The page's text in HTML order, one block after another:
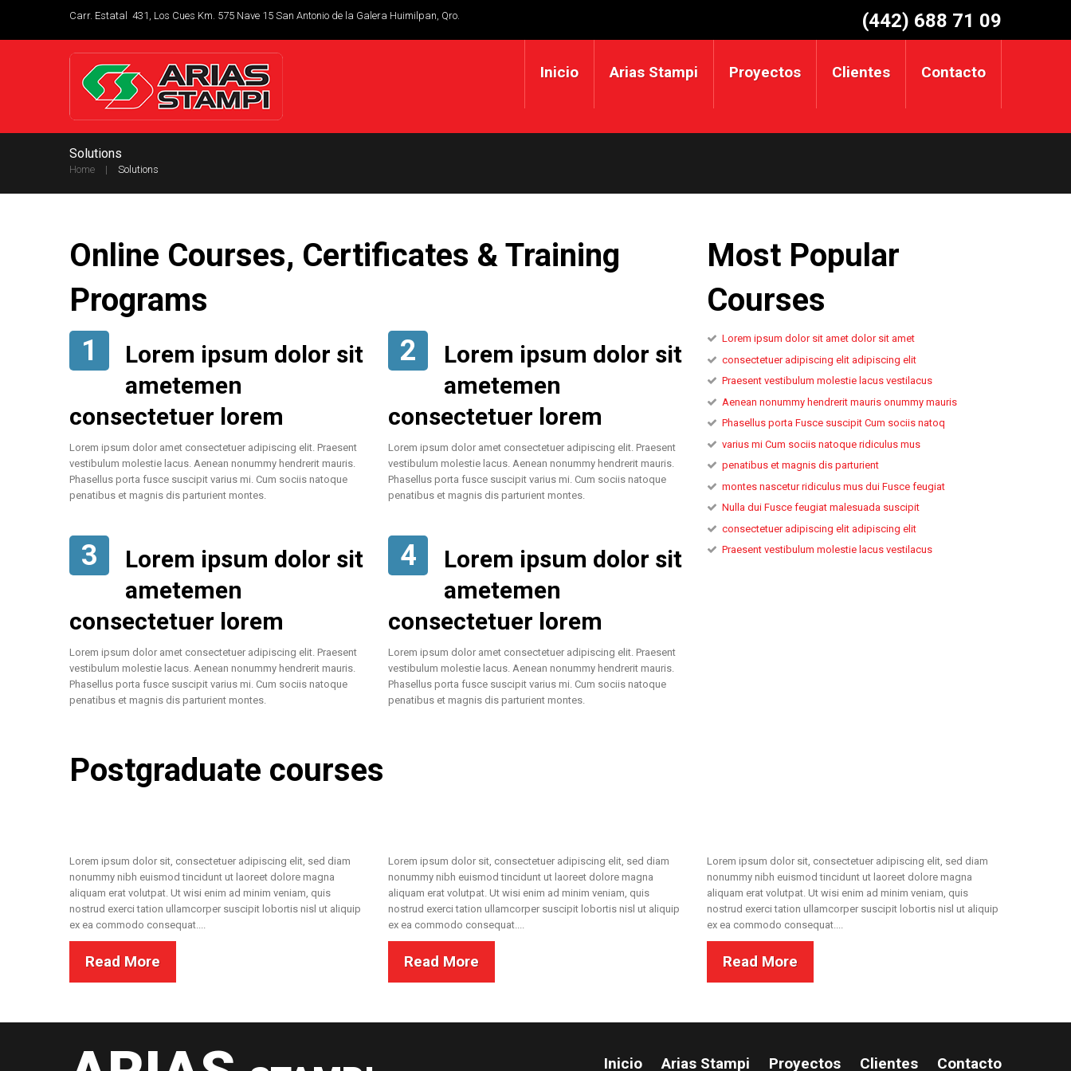
Carr. Estatal 431, Los Cues Km. 575 Nave 15 San Antonio de la Galera Huimilpan, Qro. (442) 688 71 09
Inicio Arias Stampi Proyectos Clientes Contacto
Solutions
Home Solutions
Online Courses, Certificates & Training
Programs
1
Lorem ipsum dolor sit
ametemen
consectetuer lorem
Lorem ipsum dolor amet consectetuer adipiscing elit. Praesent
vestibulum molestie lacus. Aenean nonummy hendrerit mauris.
Phasellus porta fusce suscipit varius mi. Cum sociis natoque
penatibus et magnis dis parturient montes.
2
Lorem ipsum dolor sit
ametemen
consectetuer lorem
Lorem ipsum dolor amet consectetuer adipiscing elit. Praesent
vestibulum molestie lacus. Aenean nonummy hendrerit mauris.
Phasellus porta fusce suscipit varius mi. Cum sociis natoque
penatibus et magnis dis parturient montes.
3
Lorem ipsum dolor sit
ametemen
consectetuer lorem
Lorem ipsum dolor amet consectetuer adipiscing elit. Praesent
vestibulum molestie lacus. Aenean nonummy hendrerit mauris.
Phasellus porta fusce suscipit varius mi. Cum sociis natoque
penatibus et magnis dis parturient montes.
4
Lorem ipsum dolor sit
ametemen
consectetuer lorem
Lorem ipsum dolor amet consectetuer adipiscing elit. Praesent
vestibulum molestie lacus. Aenean nonummy hendrerit mauris.
Phasellus porta fusce suscipit varius mi. Cum sociis natoque
penatibus et magnis dis parturient montes.
Most Popular
Courses
Lorem ipsum dolor sit amet dolor sit amet
consectetuer adipiscing elit adipiscing elit
Praesent vestibulum molestie lacus vestilacus
Aenean nonummy hendrerit mauris onummy mauris
Phasellus porta Fusce suscipit Cum sociis natoq
varius mi Cum sociis natoque ridiculus mus
penatibus et magnis dis parturient
montes nascetur ridiculus mus dui Fusce feugiat
Nulla dui Fusce feugiat malesuada suscipit
consectetuer adipiscing elit adipiscing elit
Praesent vestibulum molestie lacus vestilacus
Postgraduate courses
Lorem ipsum dolor sit, consectetuer adipiscing elit, sed diam
nonummy nibh euismod tincidunt ut laoreet dolore magna
aliquam erat volutpat. Ut wisi enim ad minim veniam, quis
nostrud exerci tation ullamcorper suscipit lobortis nisl ut aliquip
ex ea commodo consequat....
Read More
Lorem ipsum dolor sit, consectetuer adipiscing elit, sed diam
nonummy nibh euismod tincidunt ut laoreet dolore magna
aliquam erat volutpat. Ut wisi enim ad minim veniam, quis
nostrud exerci tation ullamcorper suscipit lobortis nisl ut aliquip
ex ea commodo consequat....
Read More
Lorem ipsum dolor sit, consectetuer adipiscing elit, sed diam
nonummy nibh euismod tincidunt ut laoreet dolore magna
aliquam erat volutpat. Ut wisi enim ad minim veniam, quis
nostrud exerci tation ullamcorper suscipit lobortis nisl ut aliquip
ex ea commodo consequat....
Read More
Inicio Arias Stampi Proyectos Clientes Contacto